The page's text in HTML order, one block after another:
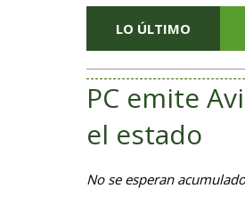
LO ÚLTIMO
PC emite
el estado
No se esperan